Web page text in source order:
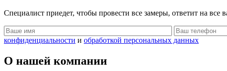
Специалист приедет, чтобы провести все замеры, ответит на все
конфиденциальности и обработкой персональных данных
О нашей компании